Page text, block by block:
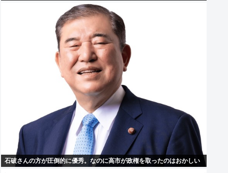
石破さんの方が圧倒的に優秀。なのに高市が政権を取ったのはおかしい